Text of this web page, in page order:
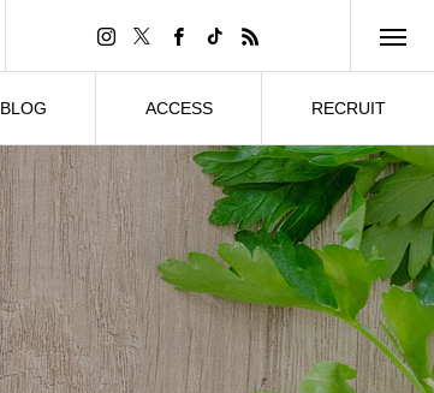
BLOG ACCESS RECRUIT